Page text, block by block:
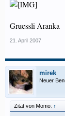
Gruessli Aranka
21. April 2007
mirek
Neuer
Zitat von Momo: ↑